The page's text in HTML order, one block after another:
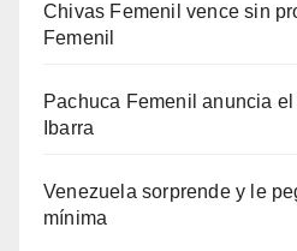
Chivas Femenil vence sin
Femenil
Pachuca Femenil anuncia
Ibarra
Venezuela sorprende y le
mínima